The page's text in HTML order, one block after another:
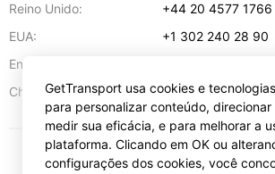
Reino Unido:
+44 20 4577 1766
EUA:
+1 302 240 28 90
Endereço de e-mail:
Chipre:
57 Spyrou
EUR
GetTransport usa cookies e
para personalizar conteúdo, direcionar
medir sua eficácia, e para melhorar a
plataforma. Clicando em OK ou
configurações dos cookies, você